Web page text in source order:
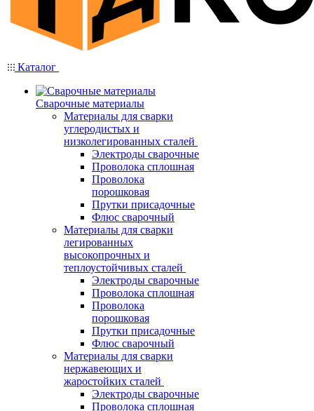
Каталог
Сварочные материалы
Материалы для сварки
углеродистых и
низколегированных сталей
Электроды сварочные
Проволока сплошная
Проволока
порошковая
Прутки присадочные
Флюс сварочный
Материалы для сварки
легированных
высокопрочных и
теплоустойчивых сталей
Электроды сварочные
Проволока сплошная
Проволока
порошковая
Прутки присадочные
Флюс сварочный
Материалы для сварки
нержавеющих и
жаростойких сталей
Электроды сварочные
Проволока сплошная